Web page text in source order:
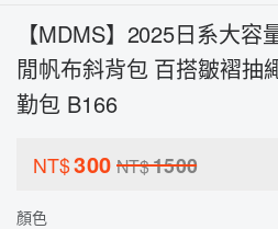
【MDMS】2025日系大
閒帆布斜背包 百搭皺褶抽
勤包 B166
NT$300 NT$1500
顏色